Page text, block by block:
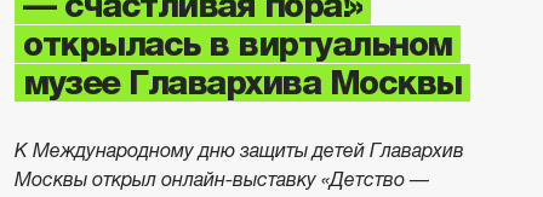
открылась в виртуальном
музее Главархива Москвы
К Международному дню защиты детей Главархив
Москвы открыл онлайн-выставку «Детство —